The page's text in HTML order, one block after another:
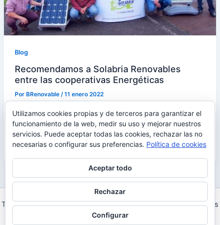
Blog
Recomendamos a Solabria Renovables
entre las cooperativas Energéticas
Por BRenovable /11 enero 2022
Solabria es la primera cooperativa de energía renovable
de Cantabria, son 553 cooperativistas luchando por
cambiar el actual modelo energético por otro más
democrático, social, distribuido y sostenible.
Todos los derechos © 2026 Bierzo Renovable | Funciona gracias
Tema Astra para WordPress
Utilizamos cookies propias y de terceros para garantizar el
funcionamiento de la web, medir su uso y mejorar nuestros
servicios. Puede aceptar todas las cookies, rechazar las no
necesarias o configurar sus preferencias. Política de cookies
Aceptar todo
Rechazar
Configurar